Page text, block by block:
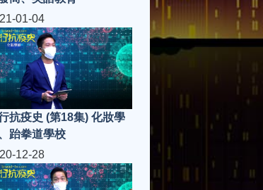
01-04
抗疫史 (第18集) 化妝學
跆拳道學校
12-28